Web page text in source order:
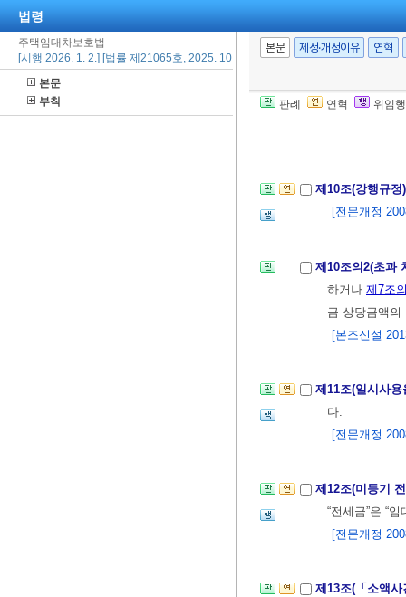
법령
주택임대차보호법
[시행 2026. 1. 2.] [법률 제21065호, 2025. 10. 1., 타법개정]
본문
부칙
본문 제정·개정이유 연혁
판례 연혁 위임
③ 제1항과 제2
④ 제1항과 제2
된다.
제10조(강행규
[전문개정
제10조의2(초과
하거나 제7조
금 상당금액
[본조신설
제11조(일시사
다.
[전문개정
제12조(미등기
“전세금”은 “
[전문개정
제13조(「소액